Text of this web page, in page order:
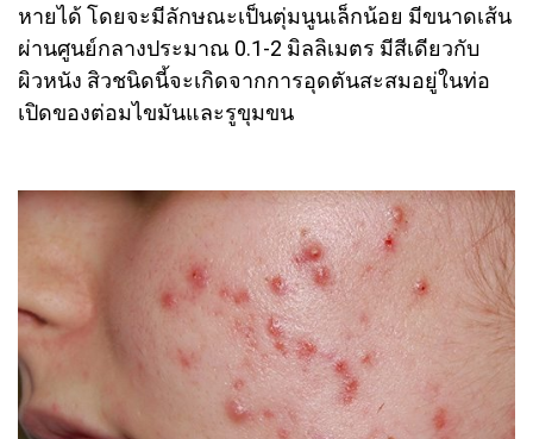
หายได้ โดยจะมีลักษณะเป็นตุ่มนูนเล็กน้อย มีขนาดเส้น
ผ่านศูนย์กลางประมาณ 0.1-2 มิลลิเมตร มีสีเดียวกับ
ผิวหนัง สิวชนิดนี้จะเกิดจากการอุดตันสะสมอยู่ในท่อ
เปิดของต่อมไขมันและรูขุมขน